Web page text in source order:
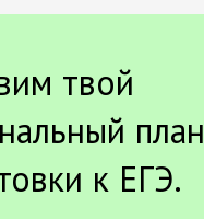
твой
план
к ЕГЭ.